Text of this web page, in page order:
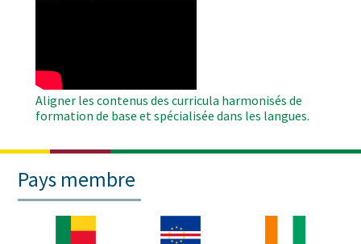
Aligner les contenus des curricula harmonisés de
formation de base et spécialisée dans les langues.
Pays membre
Image